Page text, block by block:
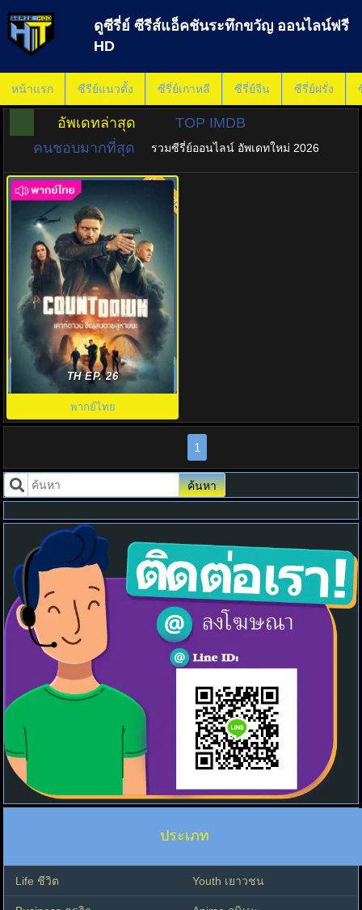
ดูซีรี่ย์ ซีรีส์แอ็คชันระทึกขวัญ ออนไลน์ฟรี
HD
หน้าแรก ซีรีย์แนวตั้ง ซีรี่ย์เกาหลี ซีรี่ย์จีน ซีรี่ย์ฝรั่ง
อัพเดทล่าสุด
TOP IMDB
คนชอบมากที่สุด
รวมซีรี่ย์ออนไลน์ อัพเดทใหม่ 2026
Countdown พากย์ไทย (2025) เคา
ท์ดาวน์ ขีดเส้นตายสู่หายนะ
8.0 พากย์ไทย
TH EP. 26
พากย์ไทย
1
ค้นหา
ประเภท
Life ชีวิต Youth เยาวชน